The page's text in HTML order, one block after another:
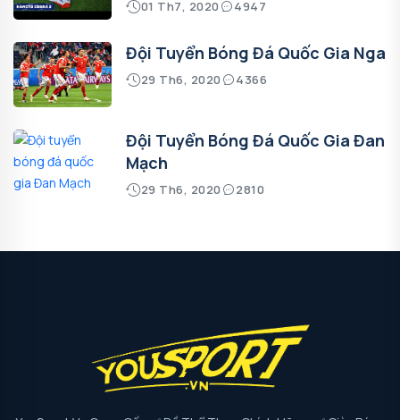
01 Th7, 2020 4947
Đội Tuyển Bóng Đá Quốc Gia Nga
29 Th6, 2020 4366
Đội Tuyển Bóng Đá Quốc Gia Đan
Mạch
29 Th6, 2020 2810